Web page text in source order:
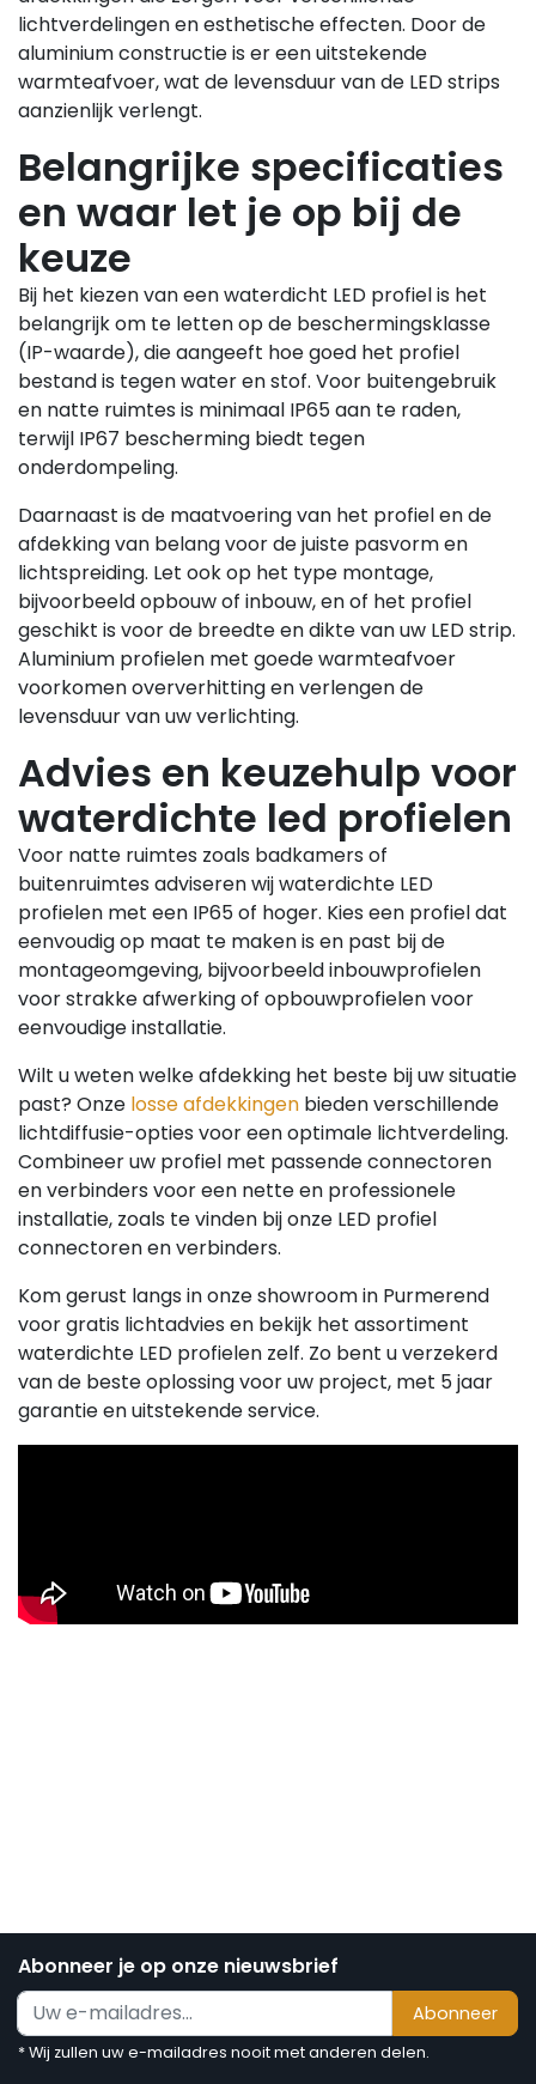
lichtverdelingen en esthetische effecten. Door de
aluminium constructie is er een uitstekende
warmteafvoer, wat de levensduur van de LED strips
aanzienlijk verlengt.
Belangrijke specificaties
en waar let je op bij de
keuze
Bij het kiezen van een waterdicht LED profiel is het
belangrijk om te letten op de beschermingsklasse
(IP-waarde), die aangeeft hoe goed het profiel
bestand is tegen water en stof. Voor buitengebruik
en natte ruimtes is minimaal IP65 aan te raden,
terwijl IP67 bescherming biedt tegen
onderdompeling.
Daarnaast is de maatvoering van het profiel en de
afdekking van belang voor de juiste pasvorm en
lichtspreiding. Let ook op het type montage,
bijvoorbeeld opbouw of inbouw, en of het profiel
geschikt is voor de breedte en dikte van uw LED strip.
Aluminium profielen met goede warmteafvoer
voorkomen oververhitting en verlengen de
levensduur van uw verlichting.
Advies en keuzehulp voor
waterdichte led profielen
Voor natte ruimtes zoals badkamers of
buitenruimtes adviseren wij waterdichte LED
profielen met een IP65 of hoger. Kies een profiel dat
eenvoudig op maat te maken is en past bij de
montageomgeving, bijvoorbeeld inbouwprofielen
voor strakke afwerking of opbouwprofielen voor
eenvoudige installatie.
Wilt u weten welke afdekking het beste bij uw situatie
past? Onze losse afdekkingen bieden verschillende
lichtdiffusie-opties voor een optimale lichtverdeling.
Combineer uw profiel met passende connectoren
en verbinders voor een nette en professionele
installatie, zoals te vinden bij onze LED profiel
connectoren en verbinders.
Kom gerust langs in onze showroom in Purmerend
voor gratis lichtadvies en bekijk het assortiment
waterdichte LED profielen zelf. Zo bent u verzekerd
van de beste oplossing voor uw project, met 5 jaar
garantie en uitstekende service.
Abonneer je op onze nieuwsbrief
Abonneer
* Wij zullen uw e-mailadres nooit met anderen delen.